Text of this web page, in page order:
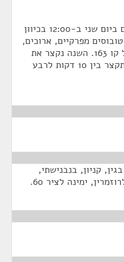
השנה, כמו בשנה שעברה, מתחילים ביום שני ב-12:00 בכיוון
מפרקיים, ארוכים,
מסלול מקוצר מהמסלול המקורי של קו 163. השנה נקצר את
המסלול עוד קצת, כדי שהמסלול יתקצר בין 10 דקות לרבע
קניון, בנבנישתי,
ימינה לציר 60.